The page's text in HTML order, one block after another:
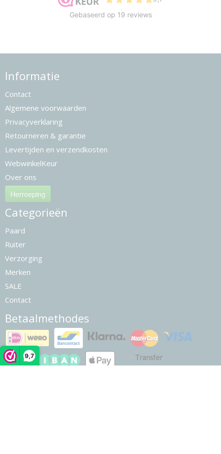
9,7
Informatie
Contact
Algemene voorwaarden
Privacyverklaring
Retourneren & garantie
Levertijden en verzendkosten
WebwinkelKeur
Over ons
Herroeping
Categorieën
Paard
Ruiter
Verzorging
Merken
SALE
Contact
Betaalmethodes